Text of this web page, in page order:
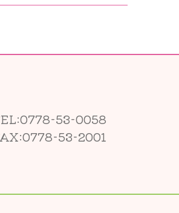
0778-53-0058
53-2001